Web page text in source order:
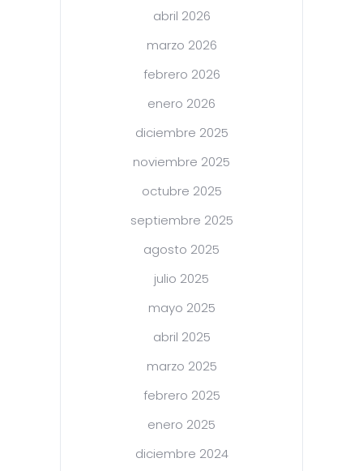
abril 2026
marzo 2026
febrero 2026
enero 2026
diciembre 2025
noviembre 2025
octubre 2025
septiembre 2025
agosto 2025
julio 2025
mayo 2025
abril 2025
marzo 2025
febrero 2025
enero 2025
diciembre 2024